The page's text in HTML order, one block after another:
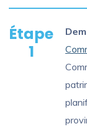
Étape
1